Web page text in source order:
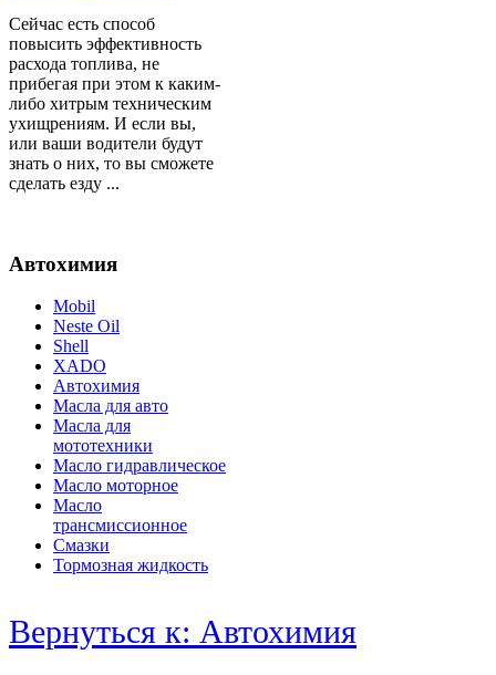
Сейчас есть способ
повысить эффективность
расхода топлива, не
прибегая при этом к каким-
либо хитрым техническим
ухищрениям. И если вы,
или ваши водители будут
знать о них, то вы сможете
сделать езду ...
Автохимия
Mobil
Neste Oil
Shell
XADO
Автохимия
Масла для авто
Масла для
мототехники
Масло гидравлическое
Масло моторное
Масло
трансмиссионное
Смазки
Тормозная жидкость
Вернуться к: Автохимия